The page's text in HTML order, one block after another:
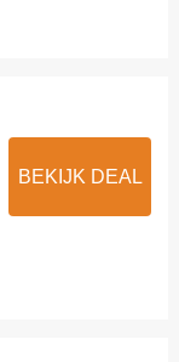
BEKIJK DEAL